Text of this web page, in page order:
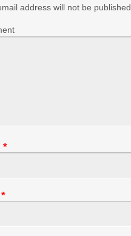
address will not be published.
*
*